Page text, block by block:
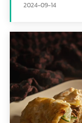
2024-09-14